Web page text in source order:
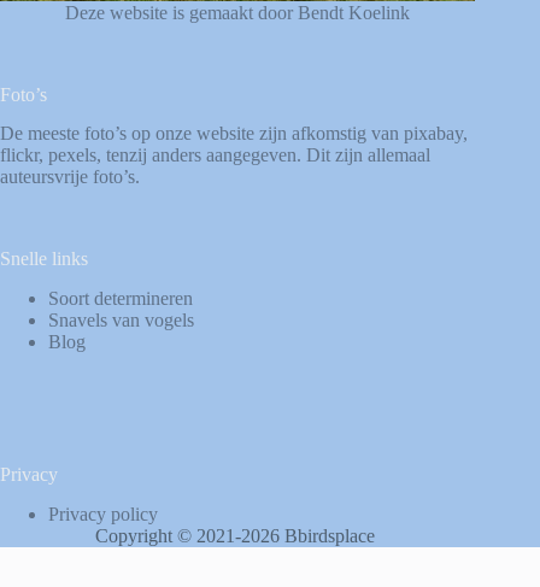
Deze website is gemaakt door Bendt Koelink
Foto’s
De meeste foto’s op onze website zijn afkomstig van pixabay,
flickr, pexels, tenzij anders aangegeven. Dit zijn allemaal
auteursvrije foto’s.
Snelle links
Soort determineren
Snavels van vogels
Blog
Privacy
Privacy policy
Copyright © 2021-2026 Bbirdsplace